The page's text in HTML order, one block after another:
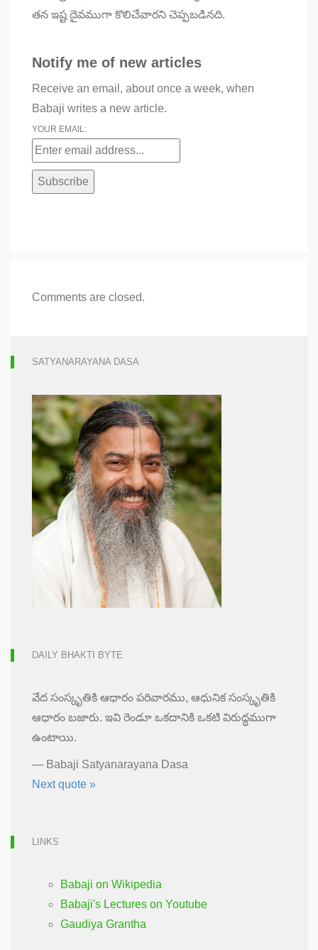
తన ఇష్ట దైవముగా కొలిచేవారని చెప్పబడినది.
Notify me of new articles
Receive an email, about once a week, when
Babaji writes a new article.
YOUR EMAIL:
Comments are closed.
SATYANARAYANA DASA
DAILY BHAKTI BYTE
వేద సంస్కృతికి ఆధారం పరివారము, ఆధునిక సంస్కృతికి
ఆధారం బజారు. ఇవి రెండూ ఒకదానికి ఒకటి విరుద్ధముగా
ఉంటాయి.
— Babaji Satyanarayana Dasa
Next quote »
LINKS
Babaji on Wikipedia
Babaji's Lectures on Youtube
Gaudiya Grantha